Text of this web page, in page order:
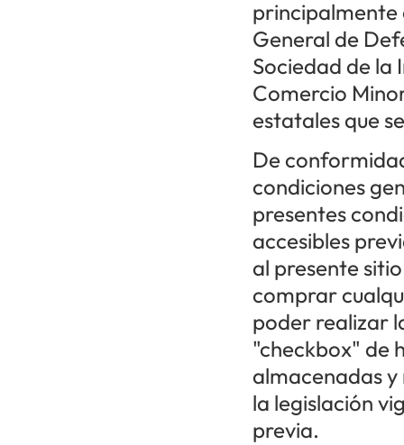
principalmente
General de
Sociedad de la
Comercio
estatales que
De
condiciones
presentes
accesibles
al presente
comprar
poder realizar
"checkbox" de
almacenadas
la legislación
previa.